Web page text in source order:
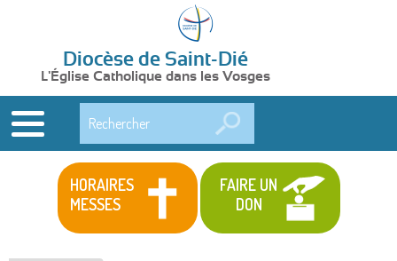
Diocèse de Saint-Dié
L'Église Catholique dans les Vosges
HORAIRES
MESSES
FAIRE UN
DON